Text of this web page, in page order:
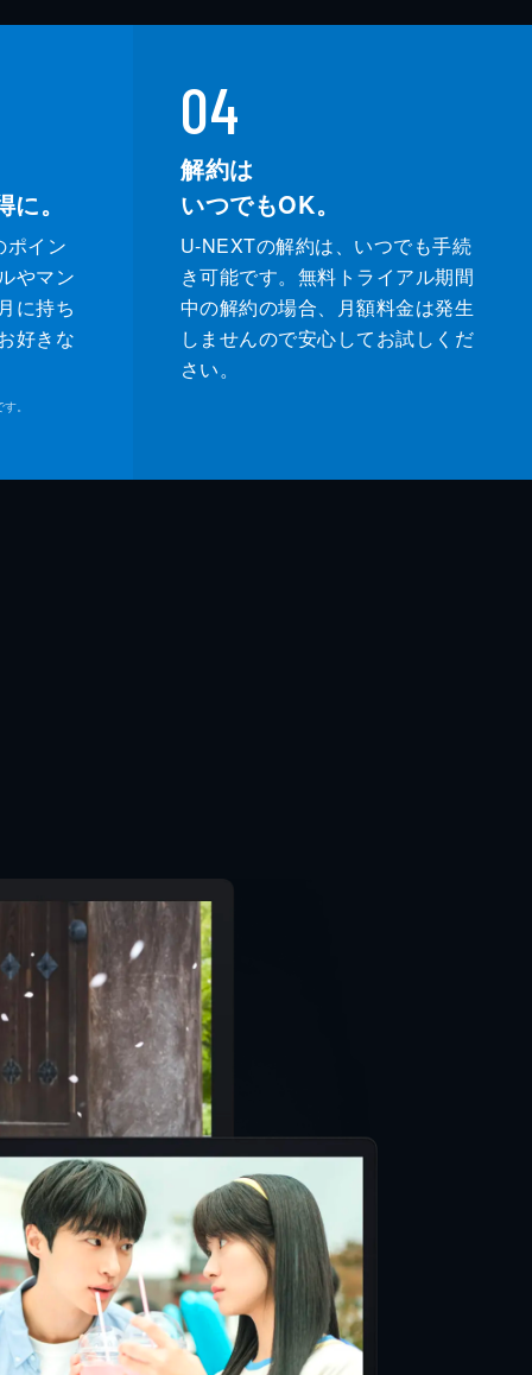
。
ポイン
やマン
に持ち
好きな
。
04
解約は
いつでもOK。
U-NEXTの解約は、いつでも手続
き可能です。無料トライアル期間
中の解約の場合、月額料金は発生
しませんので安心してお試しくだ
さい。